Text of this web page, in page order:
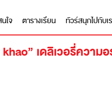
ใจ ตารางเรียน ทัวร์สนุกไปกับเ
เดลิเวอรี่ควา